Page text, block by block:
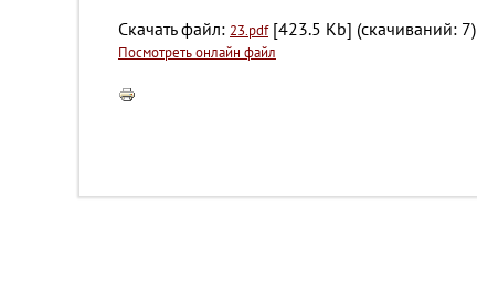
Скачать файл: 23.pdf[423.5 Kb] (cкачиваний: 7)
Посмотреть онлайн файл